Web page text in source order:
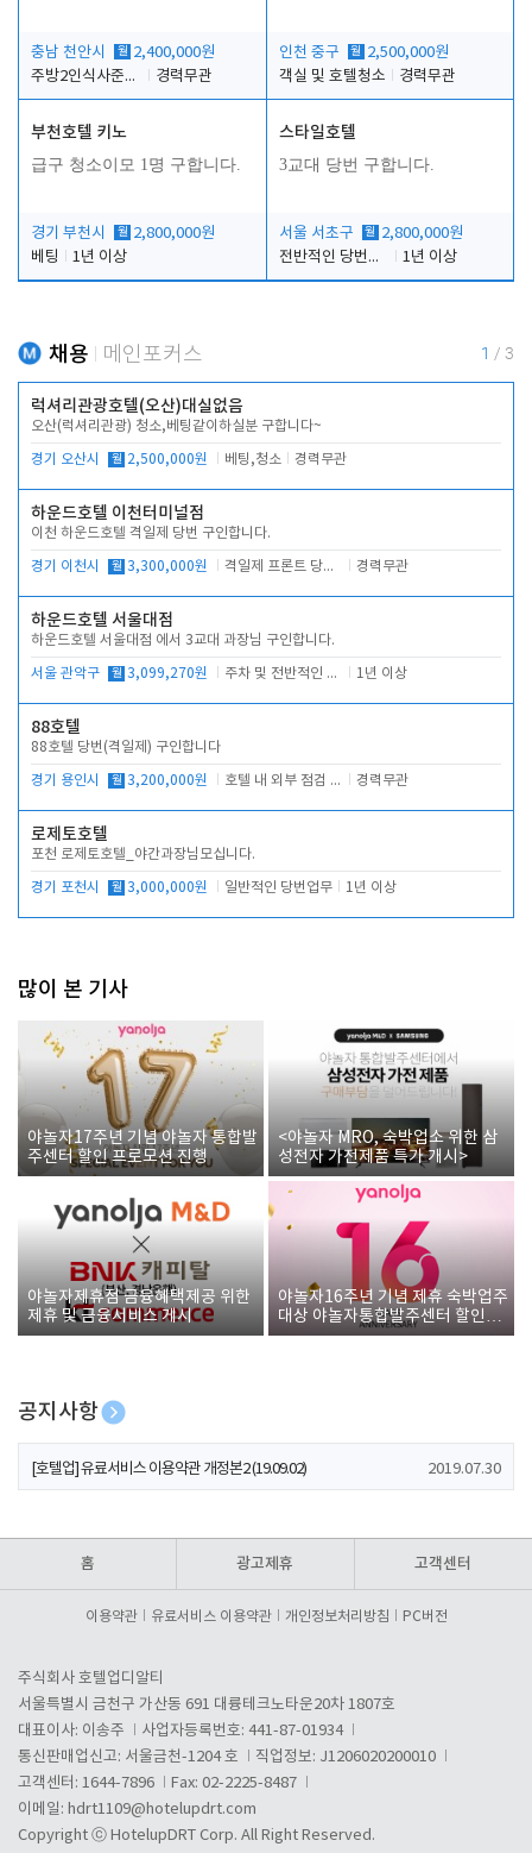
충남 천안시 월 2,400,000원
주방2인식사준비및청소린렌보조
경력무관
인천 중구 월 2,500,000원
객실 및 호텔청소
경력무관
부천호텔 키노
급구 청소이모 1명 구합니다.
경기 부천시 월 2,800,000원
베팅
1년 이상
스타일호텔
3교대 당번 구합니다.
서울 서초구 월 2,800,000원
전반적인 당번업무
1년 이상
채용 메인포커스 1 / 3
럭셔리관광호텔(오산)대실없음
오산(럭셔리관광) 청소,베팅같이하실분 구합니다~
경기 오산시 월 2,500,000원 베팅,청소 경력무관
하운드호텔 이천터미널점
이천 하운드호텔 격일제 당번 구인합니다.
경기 이천시 월 3,300,000원 격일제 프론트 당번 업무로 주차 및 객실 점검 경력무관
하운드호텔 서울대점
하운드호텔 서울대점 에서 3교대 과장님 구인합니다.
서울 관악구 월 3,099,270원 주차 및 전반적인 당번업무 1년 이상
88호텔
88호텔 당번(격일제) 구인합니다
경기 용인시 월 3,200,000원 호텔 내 외부 점검 및 프런트 운영 경력무관
로제토호텔
포천 로제토호텔_야간과장님모십니다.
경기 포천시 월 3,000,000원 일반적인 당번업무 1년 이상
많이 본 기사
야놀자17주년 기념 야놀자 통합발
주센터 할인 프로모션 진행
<야놀자 MRO, 숙박업소 위한 삼
성전자 가전제품 특가 개시>
야놀자제휴점 금융혜택제공 위한
제휴 및 금융서비스 게시
야놀자16주년 기념 제휴 숙박업주
대상 야놀자통합발주센터 할인쿠
폰 증정
공지사항
[호텔업] 개인정보 처리방침 개정본1 (19.09.02)
[호텔업] 유료서비스 이용약관 개정본2 (19.09.02) 2019.07.30
홈 광고제휴 고객센터
이용약관 유료서비스 이용약관 개인정보처리방침 PC버전
주식회사 호텔업디알티
서울특별시 금천구 가산동 691 대륭테크노타운20차 1807호
대표이사: 이송주
사업자등록번호: 441-87-01934
통신판매업신고: 서울금천-1204 호
직업정보: J1206020200010
고객센터: 1644-7896
Fax: 02-2225-8487
이메일: hdrt1109@hotelupdrt.com
Copyright ⓒ HotelupDRT Corp. All Right Reserved.